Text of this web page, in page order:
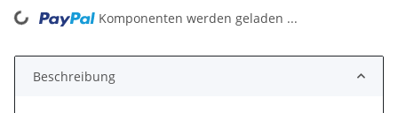
Loading... Komponenten werden geladen ...
Beschreibung